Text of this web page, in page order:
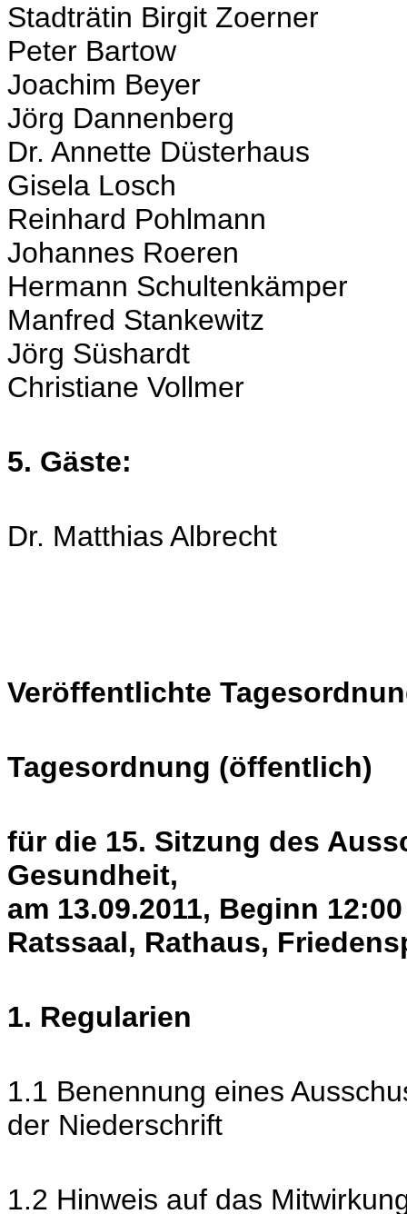
Stadträtin Birgit Zoerner
Peter Bartow
Joachim Beyer
Jörg Dannenberg
Dr. Annette Düsterhaus
Gisela Losch
Reinhard Pohlmann
Johannes Roeren
Hermann Schultenkämper
Manfred Stankewitz
Jörg Süshardt
Christiane Vollmer
5. Gäste:
Dr. Matthias Albrecht
Veröffentlichte
Tagesordnung (öffentlich)
für die 15. Sitzung des
Gesundheit,
am 13.09.2011, Beginn
Ratssaal, Rathaus,
1. Regularien
1.1 Benennung eines
der Niederschrift
1.2 Hinweis auf das